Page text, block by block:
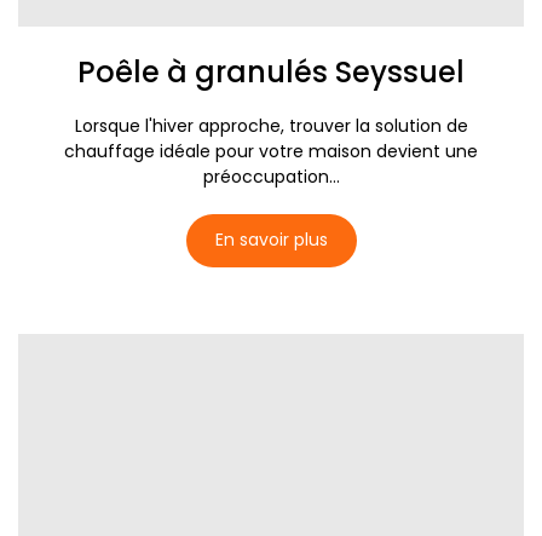
Poêle à granulés Seyssuel
Lorsque l'hiver approche, trouver la solution de
chauffage idéale pour votre maison devient une
préoccupation...
En savoir plus